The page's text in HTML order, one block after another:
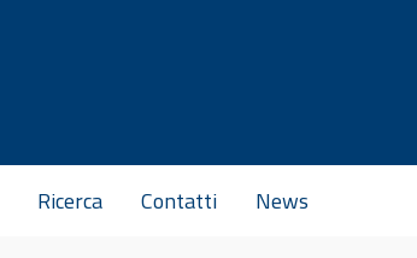
Ricerca Contatti News